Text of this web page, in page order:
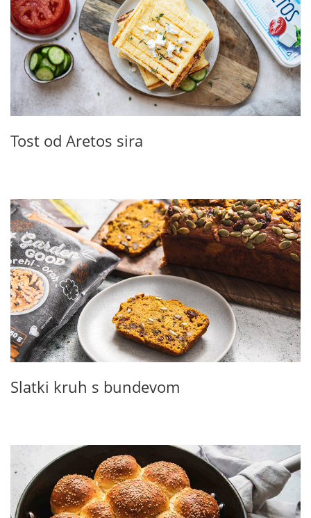
Tost od Aretos sira
Slatki kruh s bundevom